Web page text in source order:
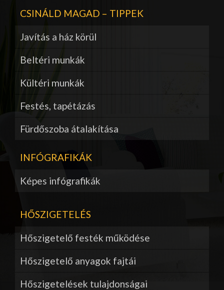
CSINÁLD MAGAD – TIPPEK
Javítás a ház körül
Beltéri munkák
Kültéri munkák
Festés, tapétázás
Fürdőszoba átalakítása
INFÓGRAFIKÁK
Képes infógrafikák
HŐSZIGETELÉS
Hőszigetelő festék működése
Hőszigetelő anyagok fajtái
Hőszigetelések tulajdonságai